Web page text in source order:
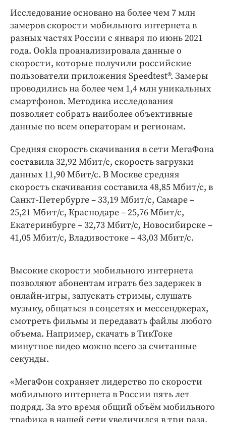
Клиника года
Бренд года
Работодатель года
Исследование основано на более чем 7 млн
замеров скорости мобильного интернета в
разных частях России с января по июнь 2021
года. Ookla проанализировала данные о
скорости, которые получили российские
пользователи приложения Speedtest®. Замеры
проводились на более чем 1,4 млн уникальных
смартфонов. Методика исследования
позволяет собрать наиболее объективные
данные по всем операторам и регионам.
Средняя скорость скачивания в сети МегаФона
составила 32,92 Мбит/с, скорость загрузки
данных 11,90 Мбит/с. В Москве средняя
скорость скачивания составила 48,85 Мбит/с, в
Санкт-Петербурге – 33,19 Мбит/с, Самаре –
25,21 Мбит/с, Краснодаре – 25,76 Мбит/с,
Екатеринбурге – 32,73 Мбит/с, Новосибирске –
41,05 Мбит/с, Владивостоке – 43,03 Мбит/с.
Высокие скорости мобильного интернета
позволяют абонентам играть без задержек в
онлайн-игры, запускать стримы, слушать
музыку, общаться в соцсетях и мессенджерах,
смотреть фильмы и передавать файлы любого
объема. Например, скачать в ТикТоке
минутное видео можно всего за считанные
секунды.
«МегаФон сохраняет лидерство по скорости
мобильного интернета в России пять лет
подряд. За это время общий объём мобильного